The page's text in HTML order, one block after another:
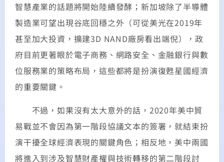
智慧產業的話題將開始陸續發酵；新加坡除了半導體
製造業可望出現谷底回穩之外（可從美光在2019年
甚至加大投資，擴建3D NAND廠房看出端倪），政
府目前更著眼於電子商務、網路安全、金融銀行與數
位服務業的策略布局，這些都將是扮演復甦星國經濟
的重要關鍵。
不過，如果沒有太大意外的話，2020年美中貿
易戰並不會因為第一階段協議文本的簽署，就結束扮
演干擾全球經濟表現的關鍵角色；相反地，美中兩國
將進入到涉及智慧財產權與技術轉移的第二階段討